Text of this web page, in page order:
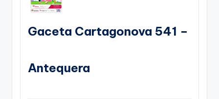
Gaceta Cartagonova 541 –
Antequera